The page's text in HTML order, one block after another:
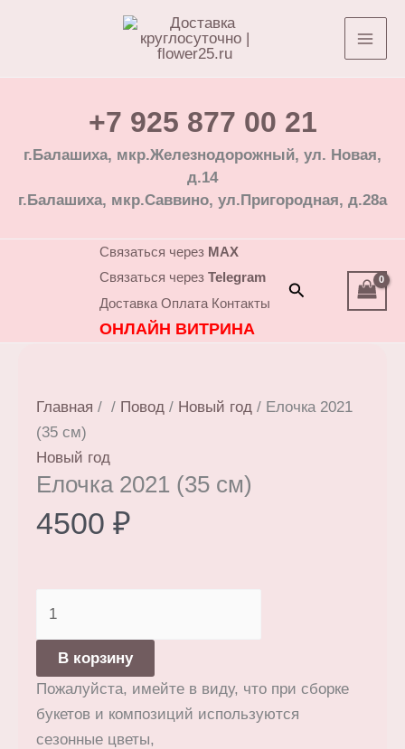
+7 925 877 00 21
г.Балашиха, мкр.Железнодорожный, ул. Новая,
д.14
г.Балашиха, мкр.Саввино, ул.Пригородная, д.28а
Связаться через MAX
Связаться черезTelegram
Доставка Оплата Контакты
ОНЛАЙН ВИТРИНА
Поиск
Главная / / Повод / Новый год / Елочка 2021
(35 см)
Новый год
Елочка 2021 (35 см)
4500 ₽
Елочка
2021
см)
В корзину
Пожалуйста, имейте в виду, что при сборке
букетов и композиций используются
сезонные цветы,